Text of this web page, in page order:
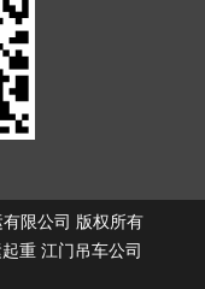
限公司 版权所有
重 江门吊车公司